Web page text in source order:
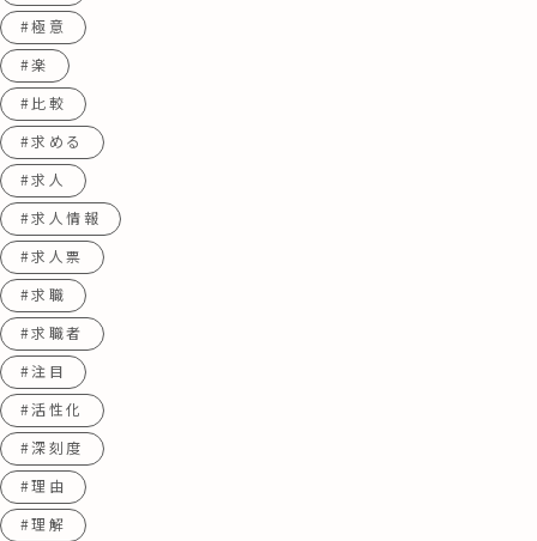
#極意
#楽
#比較
#求める
#求人
#求人情報
#求人票
#求職
#求職者
#注目
#活性化
#深刻度
#理由
#理解